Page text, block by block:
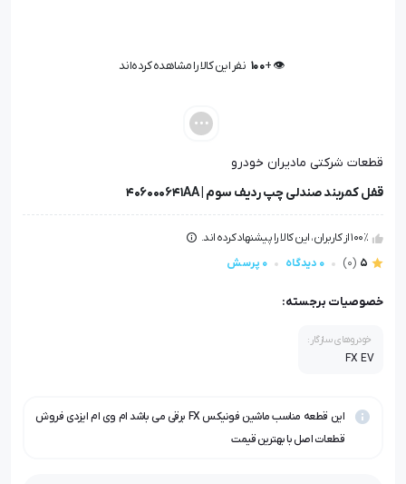
👁️ +
100 نفر این کالا را مشاهده کرده‌اند
قطعات شرکتی مادیران خودرو
قفل کمربند صندلی چپ ردیف سوم | 406000641AA
100٪ از کاربران، این کالا را پیشنهاد کرده اند.
5
(0) 0 دیدگاه 0 پرسش
خصوصیات برجسته:
خودروهای سازگار:
FX EV
این قطعه مناسب ماشین فونیکس FX برقی می باشد ام وی ام ایزدی فروش
قطعات اصل با بهترین قیمت